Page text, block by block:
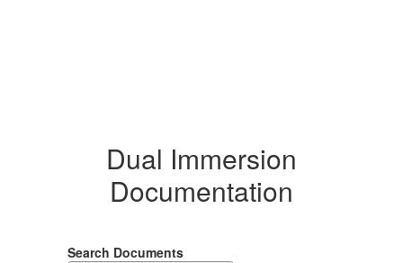
Dual Immersion
Documentation
Search Documents